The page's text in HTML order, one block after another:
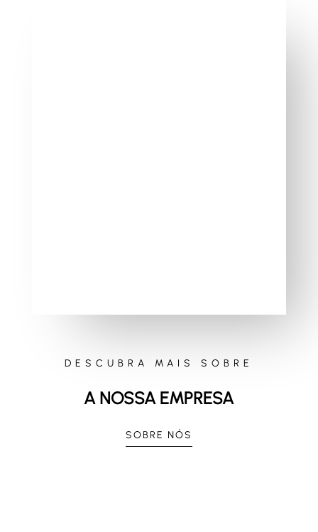
DESCUBRA MAIS SOBRE
A NOSSA EMPRESA
SOBRE NÓS